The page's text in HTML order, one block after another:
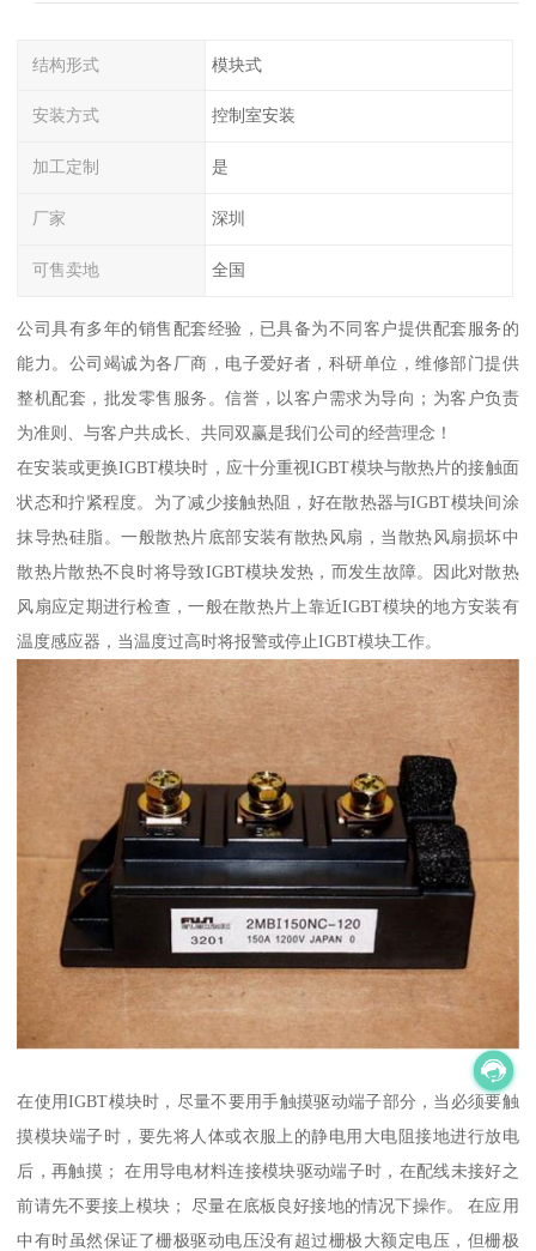
结构形式 模块式
安装方式 控制室安装
加工定制 是
厂家 深圳
可售卖地 全国
公司具有多年的销售配套经验，已具备为不同客户提供配套服务的
能力。公司竭诚为各厂商，电子爱好者，科研单位，维修部门提供
整机配套，批发零售服务。信誉，以客户需求为导向；为客户负责
为准则、与客户共成长、共同双赢是我们公司的经营理念！
在安装或更换IGBT模块时，应十分重视IGBT模块与散热片的接触面
状态和拧紧程度。为了减少接触热阻，好在散热器与IGBT模块间涂
抹导热硅脂。一般散热片底部安装有散热风扇，当散热风扇损坏中
散热片散热不良时将导致IGBT模块发热，而发生故障。因此对散热
风扇应定期进行检查，一般在散热片上靠近IGBT模块的地方安装有
温度感应器，当温度过高时将报警或停止IGBT模块工作。
在使用IGBT模块时，尽量不要用手触摸驱动端子部分，当必须要触
摸模块端子时，要先将人体或衣服上的静电用大电阻接地进行放电
后，再触摸； 在用导电材料连接模块驱动端子时，在配线未接好之
前请先不要接上模块； 尽量在底板良好接地的情况下操作。 在应用
中有时虽然保证了栅极驱动电压没有超过栅极大额定电压，但栅极